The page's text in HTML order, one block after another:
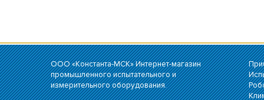
ООО «Константа-МСК» Интернет-магазин
промышленного испытательного и
измерительного оборудования.